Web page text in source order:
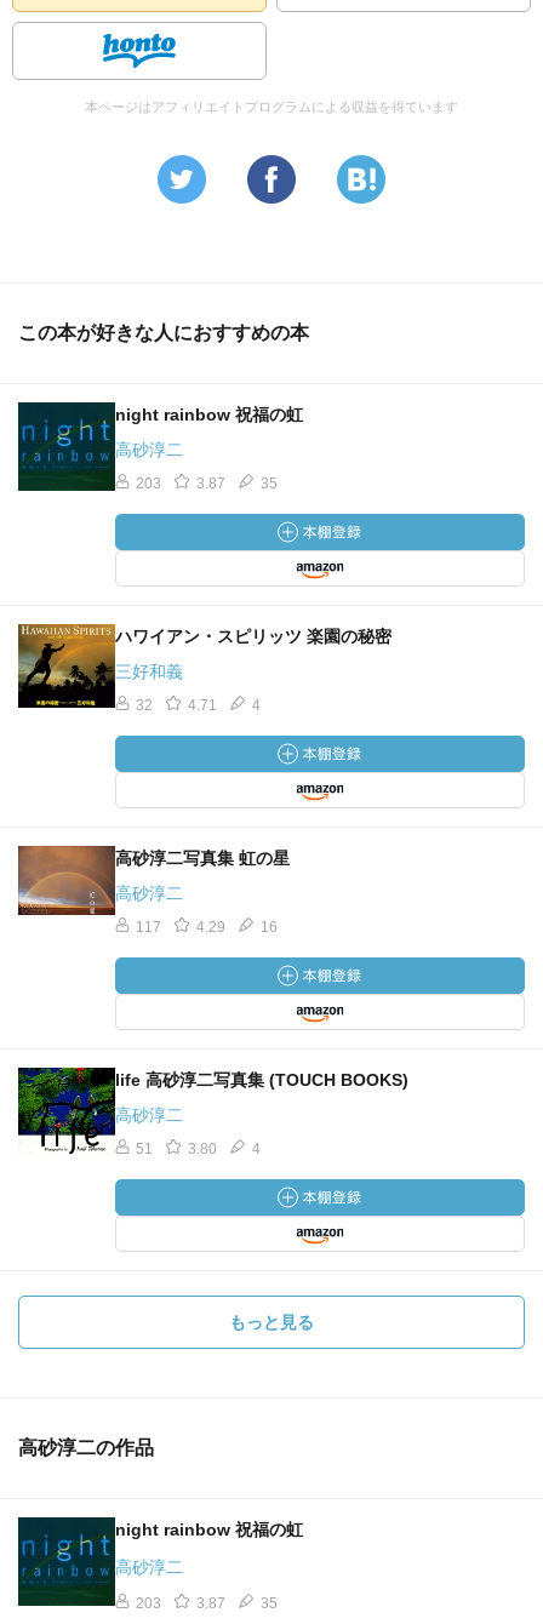
本ページはアフィリエイトプログラムによる収益を得ています
この本が好きな人におすすめの本
night rainbow 祝福の虹
高砂淳二
203 3.87 35
ハワイアン・スピリッツ 楽園の秘密
三好和義
32 4.71 4
高砂淳二写真集 虹の星
高砂淳二
117 4.29 16
life 高砂淳二写真集 (TOUCH BOOKS)
高砂淳二
51 3.80 4
もっと見る
高砂淳二の作品
night rainbow 祝福の虹
高砂淳二
203 3.87 35